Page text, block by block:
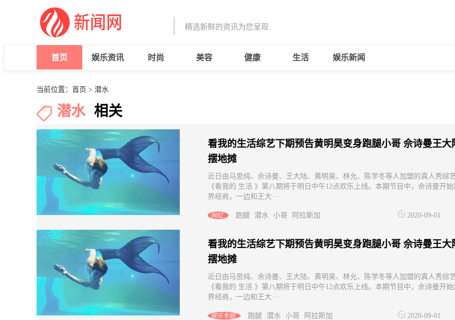
精选新鲜的资讯为您呈现
首页 娱乐资讯 时尚 美容 健康 生活 娱乐新闻
当前位置： 首页 > 潜水
潜水 相关
看我的生活综艺下期预告黄明昊变身跑腿小哥 佘诗曼王大
摆地摊
近日由马思纯、佘诗曼、王大陆、黄明昊、林允、陈学冬等人加盟的真人秀综
《看我的 生活 》第八期将于明日中午12点欢乐上线。本期节目中，佘诗曼开始
界经商，一边和王大···
网红 跑腿 潜水 小哥 阿拉斯加 2020-09-01
看我的生活综艺下期预告黄明昊变身跑腿小哥 佘诗曼王大
摆地摊
近日由马思纯、佘诗曼、王大陆、黄明昊、林允、陈学冬等人加盟的真人秀综
《看我的 生活 》第八期将于明日中午12点欢乐上线。本期节目中，佘诗曼开始
界经商，一边和王大···
娱乐专题 跑腿 潜水 小哥 阿拉斯加 2020-09-01